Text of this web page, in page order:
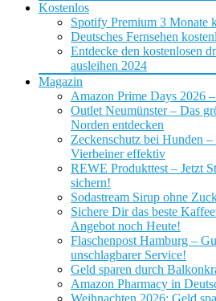
Kostenlos
Spotify Premium 3 Monate
Deutsches Fernsehen
Entdecke den kostenlosen
ausleihen 2024
Magazin
Amazon Prime Days 2026
Outlet Neumünster – Das
Norden entdecken
Zeckenschutz bei Hunden
Vierbeiner effektiv
REWE Produkttest – Jetzt
sichern!
Sodastream Sirup ohne
Sichere Dir das beste
Angebot noch Heute!
Flaschenpost Hamburg –
unschlagbarer Service!
Geld sparen durch
Amazon Pharmacy in
Weihnachten 2026: Geld